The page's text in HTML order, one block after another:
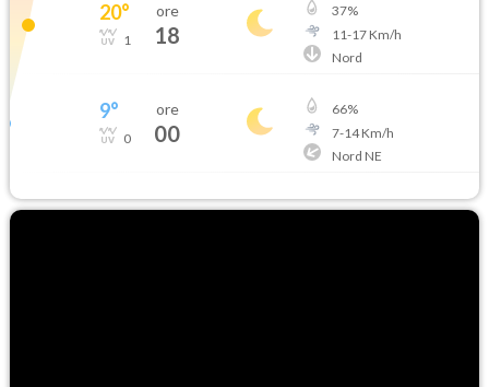
20°
1
ore
18
37%
11-17Km/h
Nord
9°
0
ore
00
66%
7-14Km/h
Nord NE